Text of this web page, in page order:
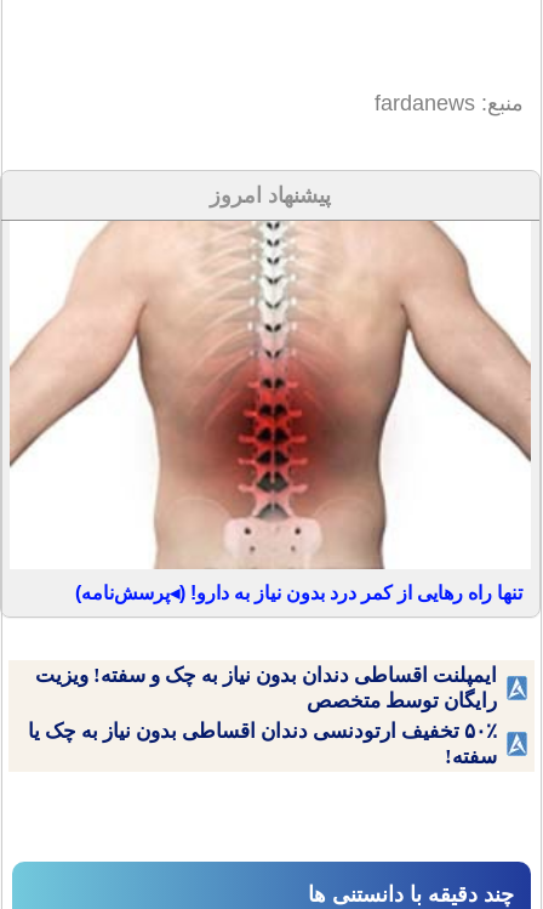
منبع: fardanews
پیشنهاد امروز
تنها راه رهایی از کمر درد بدون نیاز به دارو! (◂پرسش‌نامه)
ایمپلنت اقساطی دندان بدون نیاز به چک و سفته! ویزیت
رایگان توسط متخصص
۵۰٪ تخفیف ارتودنسی دندان اقساطی بدون نیاز به چک یا
سفته!
چند دقیقه با دانستنی ها